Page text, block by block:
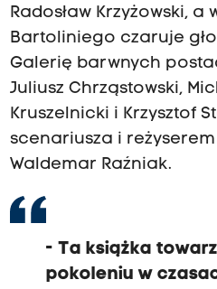
Radosław Krzyżowski, a
Bartoliniego czaruje
Galerię barwnych
Juliusz Chrząstowski,
Kruszelnicki i Krzysztof
scenariusza i reżyserem
Waldemar Raźniak.
- Ta książka
pokoleniu w